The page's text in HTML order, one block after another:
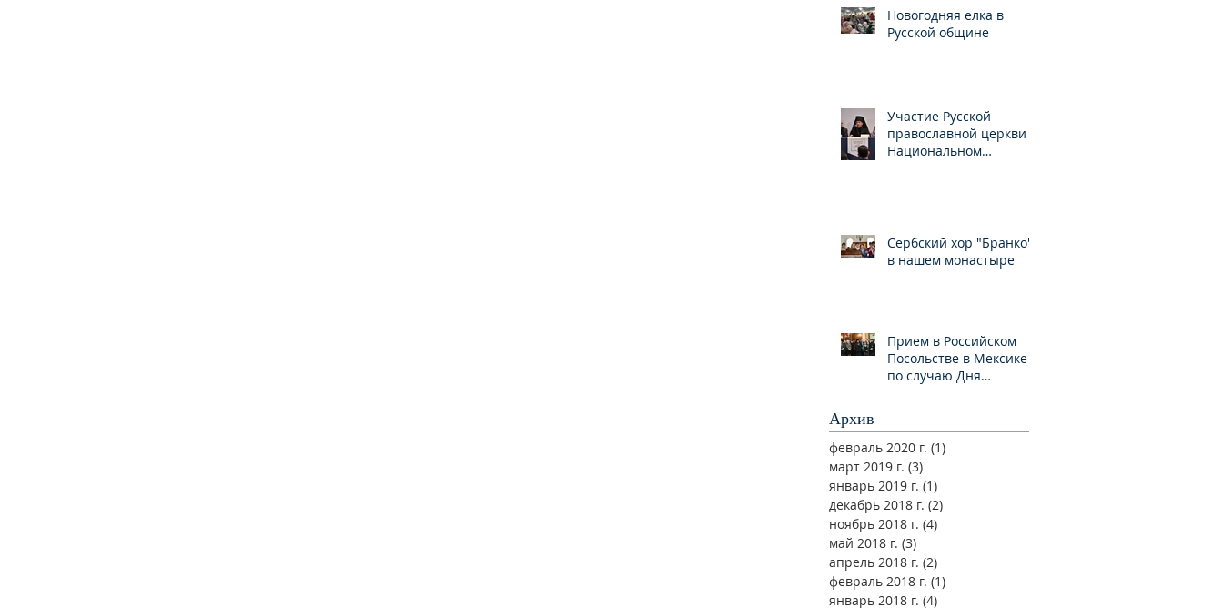
Новогодняя елка в
Русской общине
Участие Русской
православной церкви в
Национальном
Сербский хор "Бранко"
в нашем монастыре
Прием в Российском
Посольстве в Мексике
по случаю Дня
Архив
февраль 2020 г. (1)
март 2019 г. (3)
январь 2019 г. (1)
декабрь 2018 г. (2)
ноябрь 2018 г. (4)
май 2018 г. (3)
апрель 2018 г. (2)
февраль 2018 г. (1)
январь 2018 г. (4)